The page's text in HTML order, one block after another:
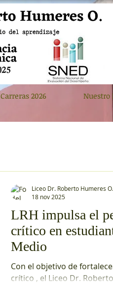
Carreras 2026 Nuestro
LRH impulsa el
crítico en
Medio
Con el objetivo de
crítico , el Liceo Dr.
Liceo Dr. Roberto Humeres O.
18 nov 2025